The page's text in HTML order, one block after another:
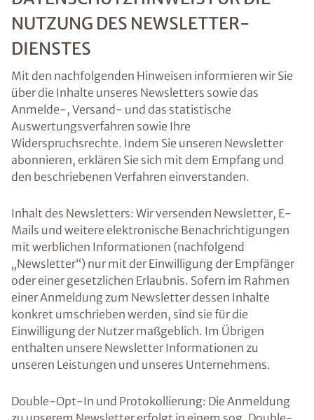
NUTZUNG DES NEWSLETTER-
DIENSTES
Mit den nachfolgenden Hinweisen informieren wir Sie
über die Inhalte unseres Newsletters sowie das
Anmelde-, Versand- und das statistische
Auswertungsverfahren sowie Ihre
Widerspruchsrechte. Indem Sie unseren Newsletter
abonnieren, erklären Sie sich mit dem Empfang und
den beschriebenen Verfahren einverstanden.
Inhalt des Newsletters: Wir versenden Newsletter, E-
Mails und weitere elektronische Benachrichtigungen
mit werblichen Informationen (nachfolgend
„Newsletter“) nur mit der Einwilligung der Empfänger
oder einer gesetzlichen Erlaubnis. Sofern im Rahmen
einer Anmeldung zum Newsletter dessen Inhalte
konkret umschrieben werden, sind sie für die
Einwilligung der Nutzer maßgeblich. Im Übrigen
enthalten unsere Newsletter Informationen zu
unseren Leistungen und unseres Unternehmens.
Double-Opt-In und Protokollierung: Die Anmeldung